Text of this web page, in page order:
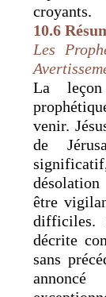
croyants.
10.6
Les
La
venir.
de
être
difficiles.
décrite
sans